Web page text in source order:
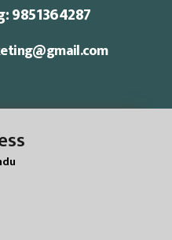
9851364287